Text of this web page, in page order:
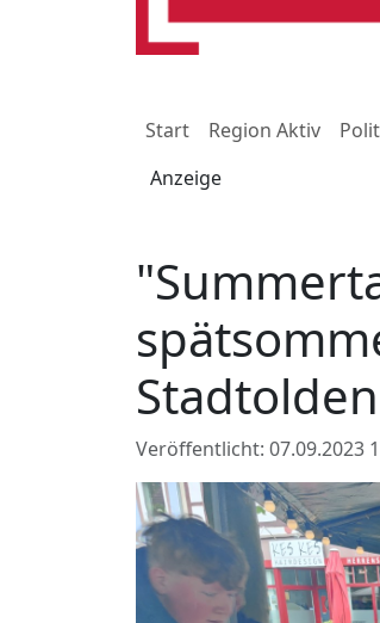
Start Region Aktiv
Anzeige
Veröffentlicht: 07.09.2023